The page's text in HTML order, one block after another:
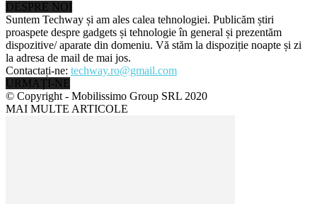
DESPRE NOI
Suntem Techway și am ales calea tehnologiei. Publicăm știri
proaspete despre gadgets și tehnologie în general și prezentăm
dispozitive/ aparate din domeniu. Vă stăm la dispoziție noapte și zi
la adresa de mail de mai jos.
Contactați-ne: techway.ro@gmail.com
URMAȚI-NE
© Copyright - Mobilissimo Group SRL 2020
MAI MULTE ARTICOLE